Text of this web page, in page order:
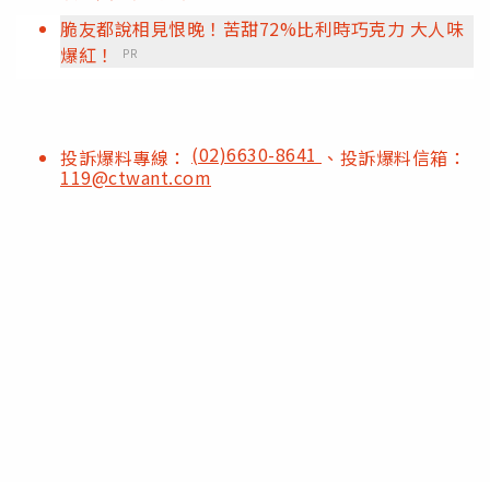
脆友都說相見恨晚！苦甜72%比利時巧克力 大人味
爆紅！
PR
投訴爆料專線： (02)6630-8641 、投訴爆料信箱：
119@ctwant.com